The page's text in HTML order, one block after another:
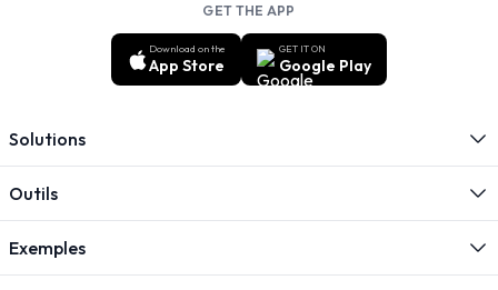
GET THE APP
Download on the
App Store
GET IT ON
Google Play
Solutions
Outils
Exemples